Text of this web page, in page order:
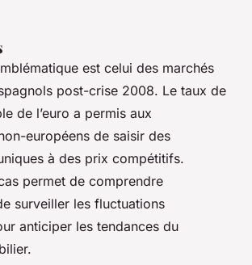
est celui des marchés
post-crise 2008. Le taux de
de l’euro a permis aux
européens de saisir des
à des prix compétitifs.
permet de comprendre
surveiller les fluctuations
anticiper les tendances du